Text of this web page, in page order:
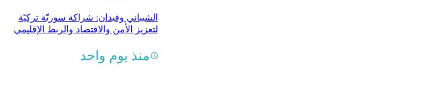
الشيباني وفيدان: شراكة سوريّة تركيّة
لتعزيز الأمن والاقتصاد والربط الإقليمي
منذ يوم واحد